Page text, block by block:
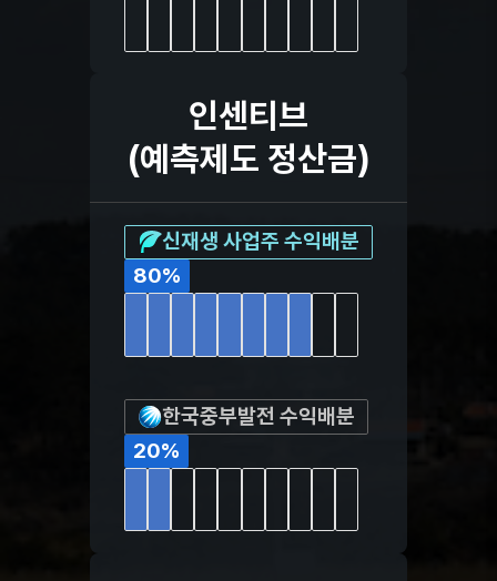
인센티브
(예측제도 정산금)
신재생 사업주 수익배분
80%
한국중부발전 수익배분
20%